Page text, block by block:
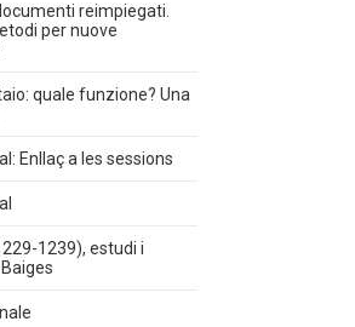
reimpiegati.
per nuove
quale funzione? Una
Enllaç a les sessions
1239), estudi i